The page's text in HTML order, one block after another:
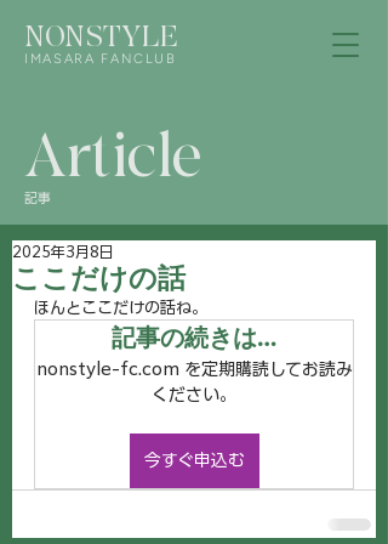
NONSTYLE
IMASARA FANCLUB
Article
記事
ここだけの話
2025年3月8日
ほんとここだけの話ね。
記事の続きは…
nonstyle-fc.com を定期購読してお読み
ください。
今すぐ申込む